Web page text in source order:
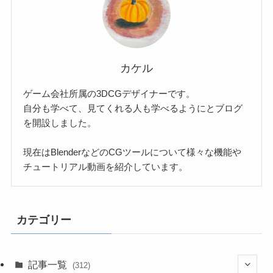
カケル
ゲーム会社所属の3DCGデザイナーです。
自分も学べて、見てくれる人も学べるようにとブログ
を開設しました。
現在はBlenderなどのCGツールについて様々な機能や
チュートリアル動画を紹介しています。
カテゴリー
記事一覧 (312)